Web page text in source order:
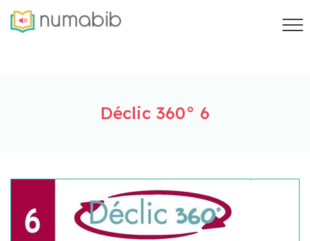
Déclic 360° 6